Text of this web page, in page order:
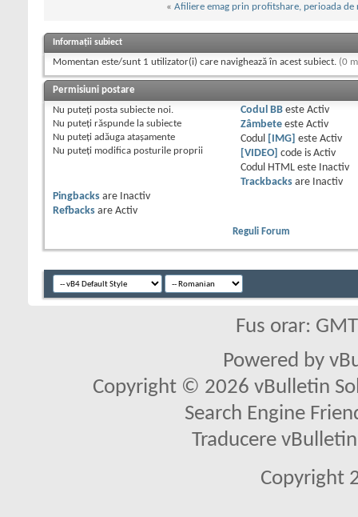
« Afiliere emag prin profitshare, perioada
Informații subiect
Momentan este/sunt 1 utilizator(i) care navighează în acest subiect. (0
Permisiuni postare
Nu puteţi posta subiecte noi.
Nu puteţi răspunde la subiecte
Nu puteţi adăuga ataşamente
Nu puteţi modifica posturile proprii
Codul BBeste Activ
Zâmbeteeste Activ
Codul
[IMG] este Activ
[VIDEO] code is Activ
Codul HTML este
Inactiv
Trackbacksare
Inactiv
Pingbacks are
Inactiv
Refbacks are Activ
Reguli Forum
Fus orar:
Powered by
Copyright © 2026 vBulletin
Search Engine
Traducere
Copyright